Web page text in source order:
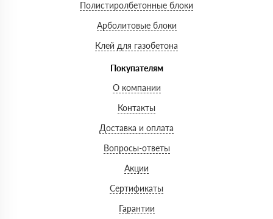
Полистиролбетонные блоки
Арболитовые блоки
Клей для газобетона
Покупателям
О компании
Контакты
Доставка и оплата
Вопросы-ответы
Акции
Сертификаты
Гарантии